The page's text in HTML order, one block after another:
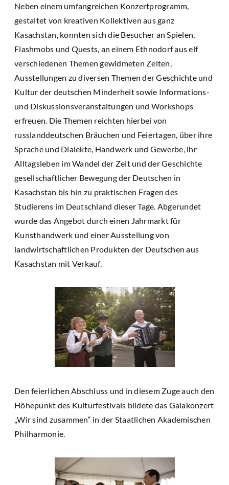
Neben einem umfangreichen Konzertprogramm,
gestaltet von kreativen Kollektiven aus ganz
Kasachstan, konnten sich die Besucher an Spielen,
Flashmobs und Quests, an einem Ethnodorf aus elf
verschiedenen Themen gewidmeten Zelten,
Ausstellungen zu diversen Themen der Geschichte und
Kultur der deutschen Minderheit sowie Informations-
und Diskussionsveranstaltungen und Workshops
erfreuen. Die Themen reichten hierbei von
russlanddeutschen Bräuchen und Feiertagen, über ihre
Sprache und Dialekte, Handwerk und Gewerbe, ihr
Alltagsleben im Wandel der Zeit und der Geschichte
gesellschaftlicher Bewegung der Deutschen in
Kasachstan bis hin zu praktischen Fragen des
Studierens im Deutschland dieser Tage. Abgerundet
wurde das Angebot durch einen Jahrmarkt für
Kunsthandwerk und einer Ausstellung von
landwirtschaftlichen Produkten der Deutschen aus
Kasachstan mit Verkauf.
Den feierlichen Abschluss und in diesem Zuge auch den
Höhepunkt des Kulturfestivals bildete das Galakonzert
„Wir sind zusammen“ in der Staatlichen Akademischen
Philharmonie.